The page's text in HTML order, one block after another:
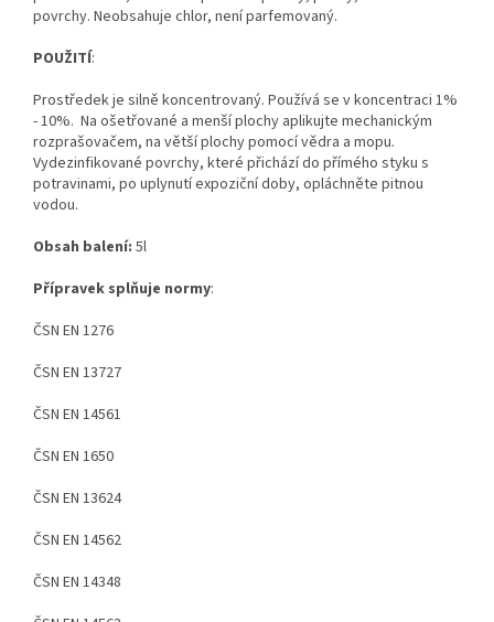
povrchy. Neobsahuje chlor, není parfemovaný.
POUŽITÍ:
Prostředek je silně koncentrovaný. Používá se v koncentraci 1%
- 10%. Na ošetřované a menší plochy aplikujte mechanickým
rozprašovačem, na větší plochy pomocí vědra a mopu.
Vydezinfikované povrchy, které přichází do přímého styku s
potravinami, po uplynutí expoziční doby, opláchněte pitnou
vodou.
Obsah balení: 5l
Přípravek splňuje normy:
ČSN EN 1276
ČSN EN 13727
ČSN EN 14561
ČSN EN 1650
ČSN EN 13624
ČSN EN 14562
ČSN EN 14348